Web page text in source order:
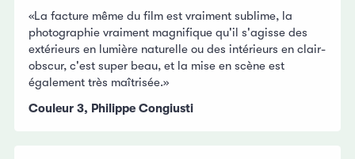
«La facture même du film est vraiment sublime, la
photographie vraiment magnifique qu'il s'agisse des
extérieurs en lumière naturelle ou des intérieurs en clair-
obscur, c'est super beau, et la mise en scène est
également très maîtrisée.»
Couleur 3, Philippe Congiusti